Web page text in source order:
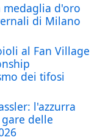
d'oro
di Milano
al Fan Village
dei tifosi
l'azzurra
delle